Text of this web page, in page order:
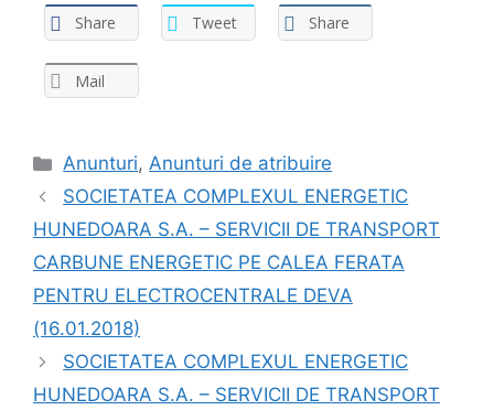
Share Tweet Share
Mail
Anunturi,Anunturi de atribuire
SOCIETATEA COMPLEXUL ENERGETIC
HUNEDOARA S.A. – SERVICII DE TRANSPORT
CARBUNE ENERGETIC PE CALEA FERATA
PENTRU ELECTROCENTRALE DEVA
(16.01.2018)
SOCIETATEA COMPLEXUL ENERGETIC
HUNEDOARA S.A. – SERVICII DE TRANSPORT